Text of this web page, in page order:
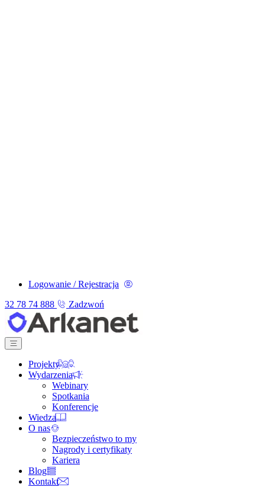
Logowanie / Rejestracja
32 78 74 888
Zadzwoń
Projekty
Wydarzenia
Webinary
Spotkania
Konferencje
Wiedza
O nas
Bezpieczeństwo to my
Nagrody i certyfikaty
Kariera
Blog
Kontakt